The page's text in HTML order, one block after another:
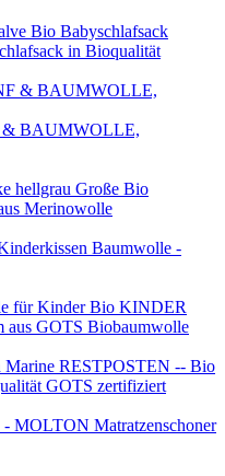
Bio Babyschlafsack
in Bioqualität
& BAUMWOLLE,
Große Bio
Merinowolle
Baumwolle -
Bio KINDER
aus GOTS Biobaumwolle
RESTPOSTEN -- Bio
GOTS zertifiziert
MOLTON Matratzenschoner